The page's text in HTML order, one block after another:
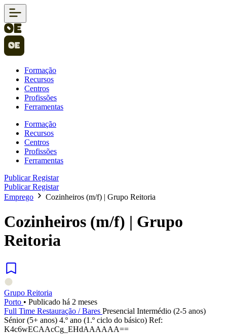
Formação
Recursos
Centros
Profissões
Ferramentas
Formação
Recursos
Centros
Profissões
Ferramentas
PublicarRegistar
PublicarRegistar
Emprego
Cozinheiros (m/f) | Grupo Reitoria
Cozinheiros (m/f) | Grupo
Reitoria
Grupo Reitoria
Porto • Publicado há 2 meses
Full Time Restauração / Bares Presencial Intermédio (2-5 anos)
Sénior (5+ anos) 4.º ano (1.º ciclo do básico) Ref:
K4c6wECAAcCg_EHdAAAAAA==